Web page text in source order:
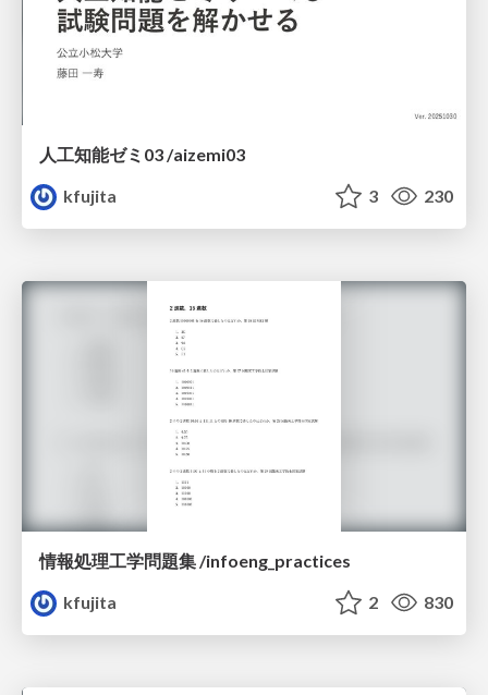
人工知能ゼミ03 /aizemi03
kfujita
3 230
情報処理工学問題集 /infoeng_practices
kfujita
2 830